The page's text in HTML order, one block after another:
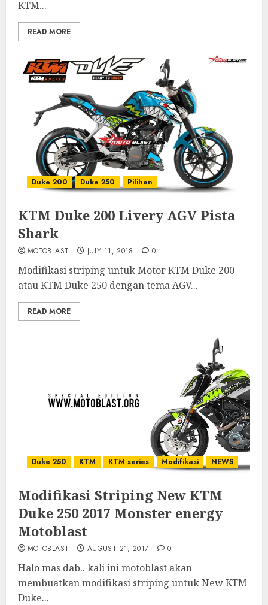
KTM...
READ MORE
Duke 200 Duke 250 Pilihan
KTM Duke 200 Livery AGV Pista
Shark
MOTOBLAST JULY 11, 2018 0
Modifikasi striping untuk Motor KTM Duke 200
atau KTM Duke 250 dengan tema AGV...
READ MORE
Duke 250 KTM KTM series Modifikasi NEWS
Modifikasi Striping New KTM
Duke 250 2017 Monster energy
Motoblast
MOTOBLAST AUGUST 21, 2017 0
Halo mas dab.. kali ini motoblast akan
membuatkan modifikasi striping untuk New KTM
Duke...